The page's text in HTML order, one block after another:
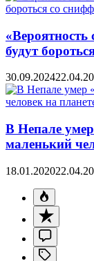
«Вероятность
будут
30.09.2024
В Непале
маленький
18.01.2020